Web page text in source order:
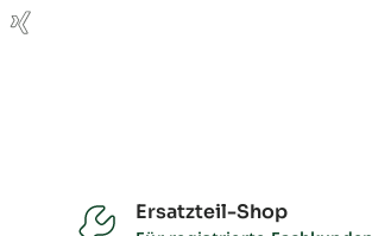
Xing
Ersatzteil-Shop